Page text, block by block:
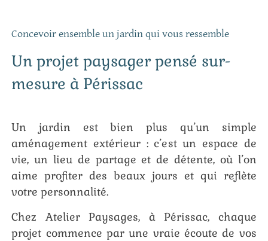
Concevoir ensemble un jardin qui vous ressemble
Un projet paysager pensé sur-
mesure à Périssac
Un jardin est bien plus qu’un simple
aménagement extérieur : c’est un espace de
vie, un lieu de partage et de détente, où l’on
aime profiter des beaux jours et qui reflète
votre personnalité.
Chez Atelier Paysages, à Périssac, chaque
projet commence par une vraie écoute de vos